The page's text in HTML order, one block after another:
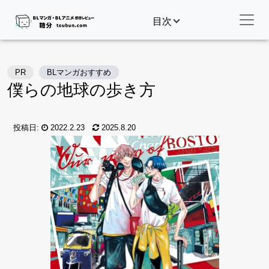
目次
PR BLマンガおすすめ
僕らの地球の歩き方
投稿日: 2022.2.23 2025.8.20